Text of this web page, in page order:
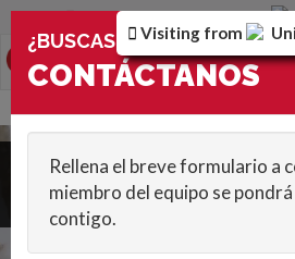
Estás utilizando la versión
Contáctanos
Visiting from
¿BUSCAS
CONTÁCTANOS
Rellena el breve formulario a
miembro del equipo se
contigo.